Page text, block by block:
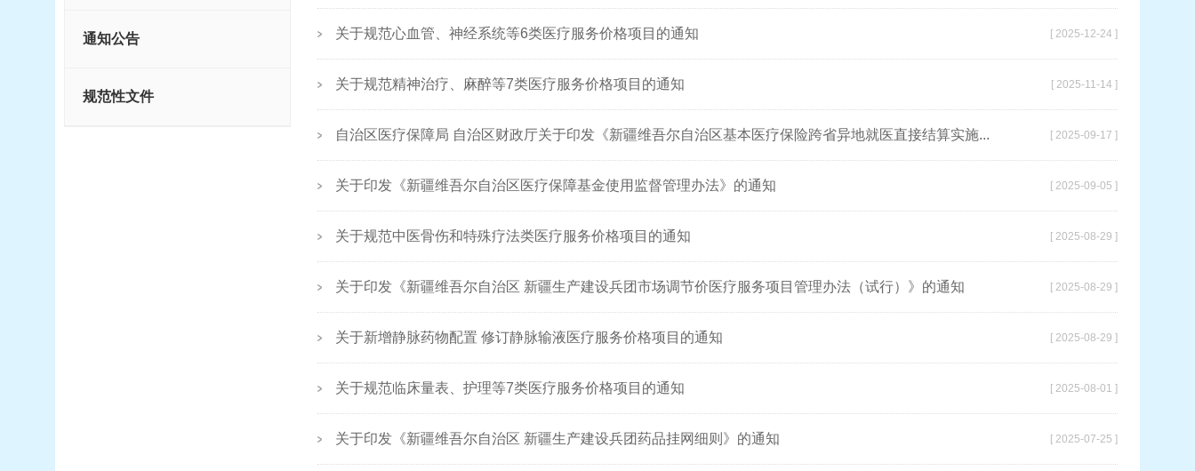
通知公告
规范性文件
关于规范心血管、神经系统等6类医疗服务价格项目的通知 [ 2025-12-24 ]
关于规范精神治疗、麻醉等7类医疗服务价格项目的通知 [ 2025-11-14 ]
自治区医疗保障局 自治区财政厅关于印发《新疆维吾尔自治区基本医疗保险跨省异地就医直接结算实施... [ 2025-09-17 ]
关于印发《新疆维吾尔自治区医疗保障基金使用监督管理办法》的通知 [ 2025-09-05 ]
关于规范中医骨伤和特殊疗法类医疗服务价格项目的通知 [ 2025-08-29 ]
关于印发《新疆维吾尔自治区 新疆生产建设兵团市场调节价医疗服务项目管理办法（试行）》的通知 [ 2025-08-29 ]
关于新增静脉药物配置 修订静脉输液医疗服务价格项目的通知 [ 2025-08-29 ]
关于规范临床量表、护理等7类医疗服务价格项目的通知 [ 2025-08-01 ]
关于印发《新疆维吾尔自治区 新疆生产建设兵团药品挂网细则》的通知 [ 2025-07-25 ]